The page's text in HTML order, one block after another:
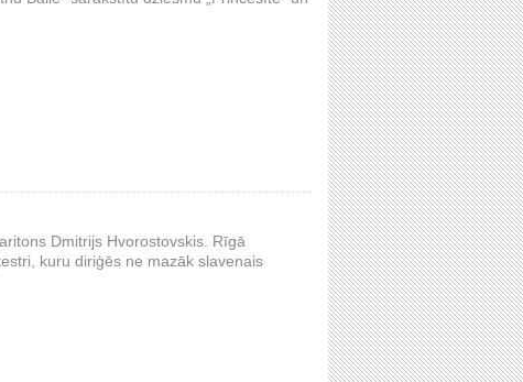
Dmitrijs Hvorostovskis. Rīgā
kuru diriģēs ne mazāk slavenais